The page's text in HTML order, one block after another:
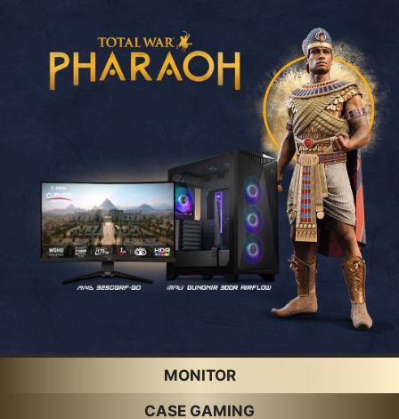
MONITOR
CASE GAMING